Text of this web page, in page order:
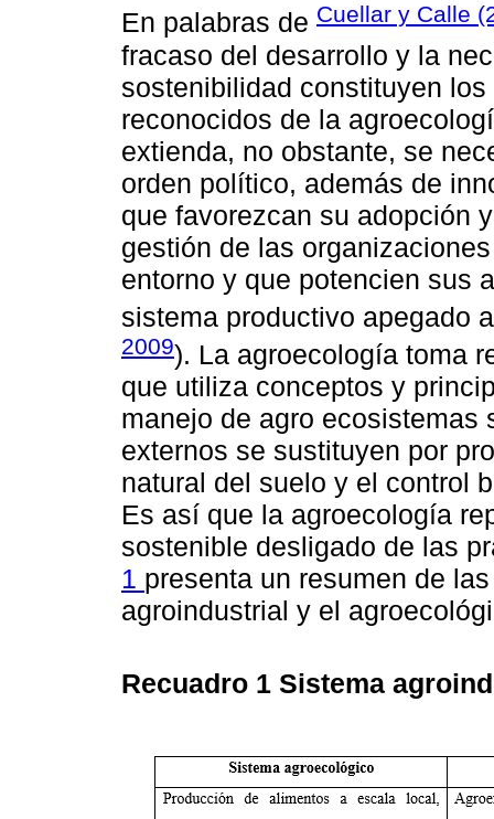
En palabras de Cuellar y Calle
fracaso del desarrollo y la
sostenibilidad constituyen
reconocidos de la
extienda, no obstante, se
orden político, además de
que favorezcan su adopción
gestión de las
entorno y que potencien sus
sistema productivo apegado
2009). La agroecología toma
que utiliza conceptos y
manejo de agro
externos se sustituyen por
natural del suelo y el control
Es así que la agroecología
sostenible desligado de las
1 presenta un resumen de
agroindustrial y el
Recuadro 1 Sistema